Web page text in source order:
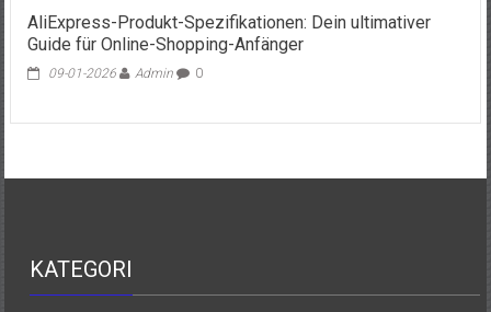
AliExpress-Produkt-Spezifikationen: Dein ultimativer
Guide für Online-Shopping-Anfänger
09-01-2026 Admin 0
KATEGORI